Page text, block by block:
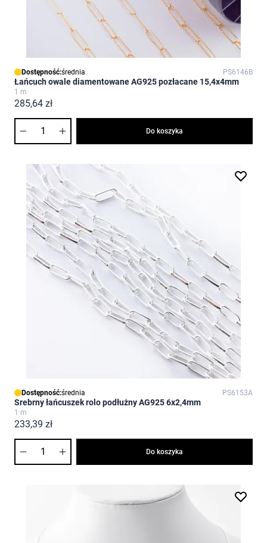
Dostępność:średnia PS6146B
Łańcuch owale diamentowane AG925 pozłacane 15,4x4mm
1 m
285,64 zł
Do koszyka
Dostępność:średnia PS6153A
Srebrny łańcuszek rolo podłużny AG925 6x2,4mm
1 m
233,39 zł
Do koszyka